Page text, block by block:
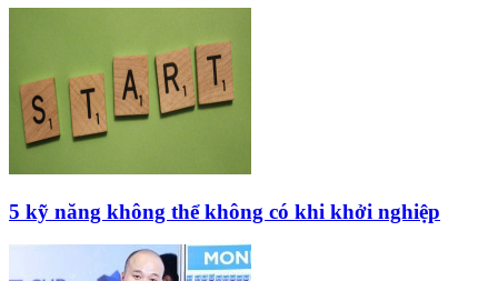
5 kỹ năng không thể không có khi khởi nghiệp